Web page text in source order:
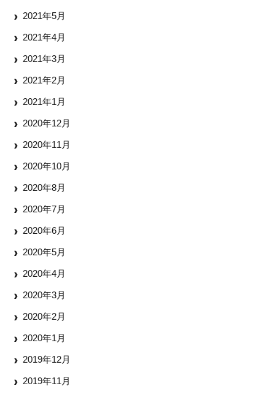
2021年5月
2021年4月
2021年3月
2021年2月
2021年1月
2020年12月
2020年11月
2020年10月
2020年8月
2020年7月
2020年6月
2020年5月
2020年4月
2020年3月
2020年2月
2020年1月
2019年12月
2019年11月